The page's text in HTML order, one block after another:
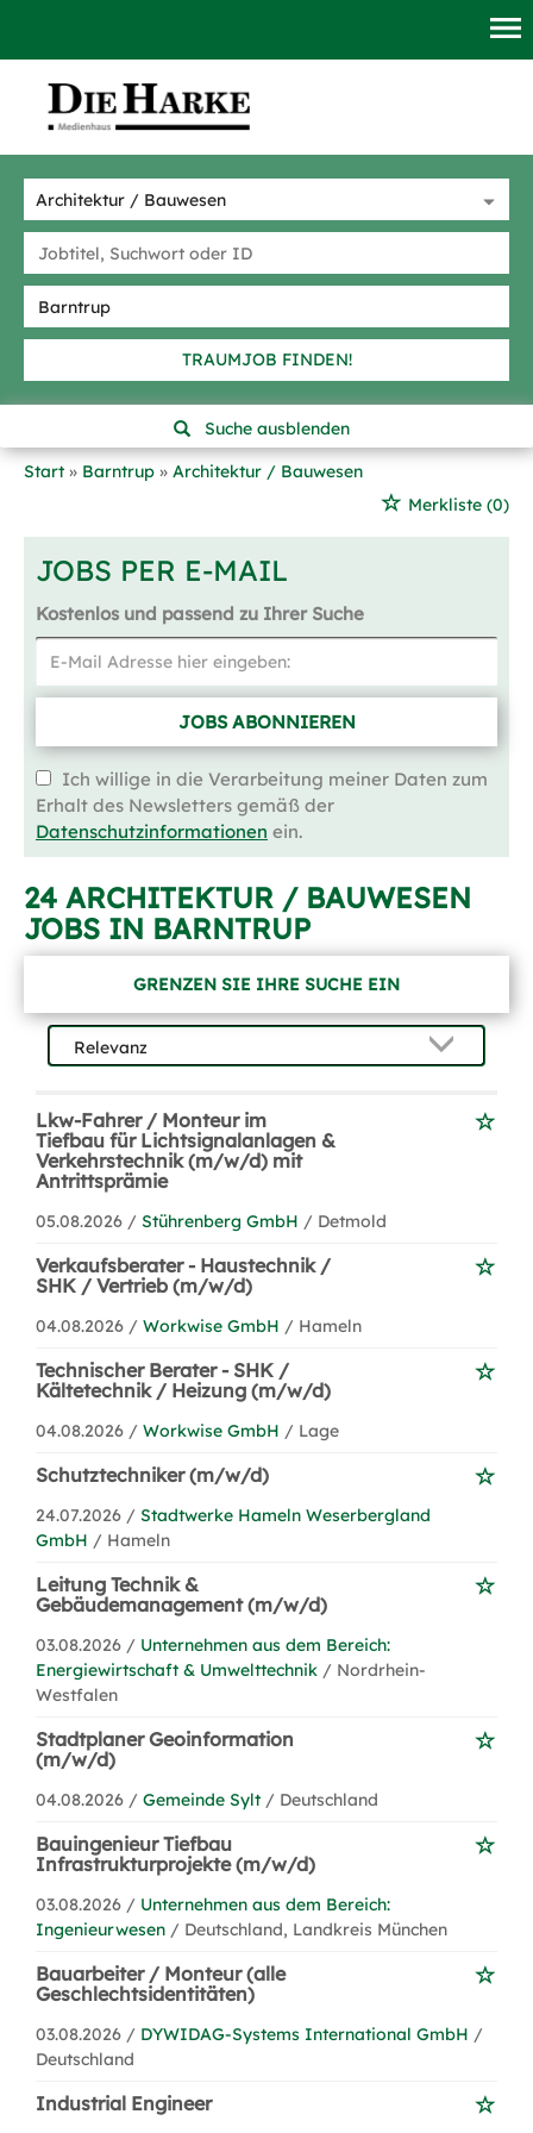
TRAUMJOB FINDEN!
Suche ausblenden
Start
Barntrup
Architektur / Bauwesen
Merkliste (0)
JOBS PER E-MAIL
Kostenlos und passend zu Ihrer Suche
JOBS ABONNIEREN
Ich willige in die Verarbeitung meiner Daten zum
Erhalt des Newsletters gemäß der
Datenschutzinformationen ein.
24 ARCHITEKTUR / BAUWESEN
JOBS IN BARNTRUP
GRENZEN SIE IHRE SUCHE EIN
Lkw-Fahrer / Monteur im
Tiefbau für Lichtsignalanlagen &
Verkehrstechnik (m/w/d) mit
Antrittsprämie
05.08.2026 / Stührenberg GmbH / Detmold
Verkaufsberater - Haustechnik /
SHK / Vertrieb (m/w/d)
04.08.2026 / Workwise GmbH / Hameln
Technischer Berater - SHK /
Kältetechnik / Heizung (m/w/d)
04.08.2026 / Workwise GmbH / Lage
Schutztechniker (m/w/d)
24.07.2026 / Stadtwerke Hameln Weserbergland
GmbH / Hameln
Leitung Technik &
Gebäudemanagement (m/w/d)
03.08.2026 / Unternehmen aus dem Bereich:
Energiewirtschaft & Umwelttechnik / Nordrhein-
Westfalen
Stadtplaner Geoinformation
(m/w/d)
04.08.2026 / Gemeinde Sylt / Deutschland
Bauingenieur Tiefbau
Infrastrukturprojekte (m/w/d)
03.08.2026 / Unternehmen aus dem Bereich:
Ingenieurwesen / Deutschland, Landkreis München
Bauarbeiter / Monteur (alle
Geschlechtsidentitäten)
03.08.2026 / DYWIDAG-Systems International GmbH /
Deutschland
Industrial Engineer